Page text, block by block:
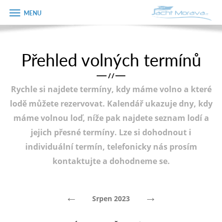
Úvodní strana
Plán plavby
Tipy na výlet
Fotogalerie
Zobrazit
menu
Přehled volných termínů
/ /
Rychle si najdete termíny, kdy máme volno a které
lodě můžete rezervovat. Kalendář ukazuje dny, kdy
máme volnou loď, níže pak najdete seznam lodí a
jejich přesné termíny. Lze si dohodnout i
individuální termín, telefonicky nás prosím
kontaktujte a dohodneme se.
← Srpen 2023 →
Objednávka
dárkového
Jméno
Telefon
E-mail